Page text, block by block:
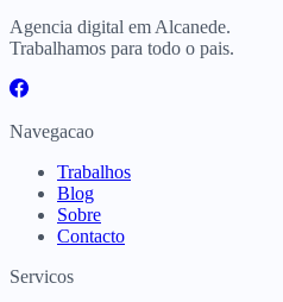
Agencia digital em Alcanede.
Trabalhamos para todo o pais.
Navegacao
Trabalhos
Blog
Sobre
Contacto
Servicos